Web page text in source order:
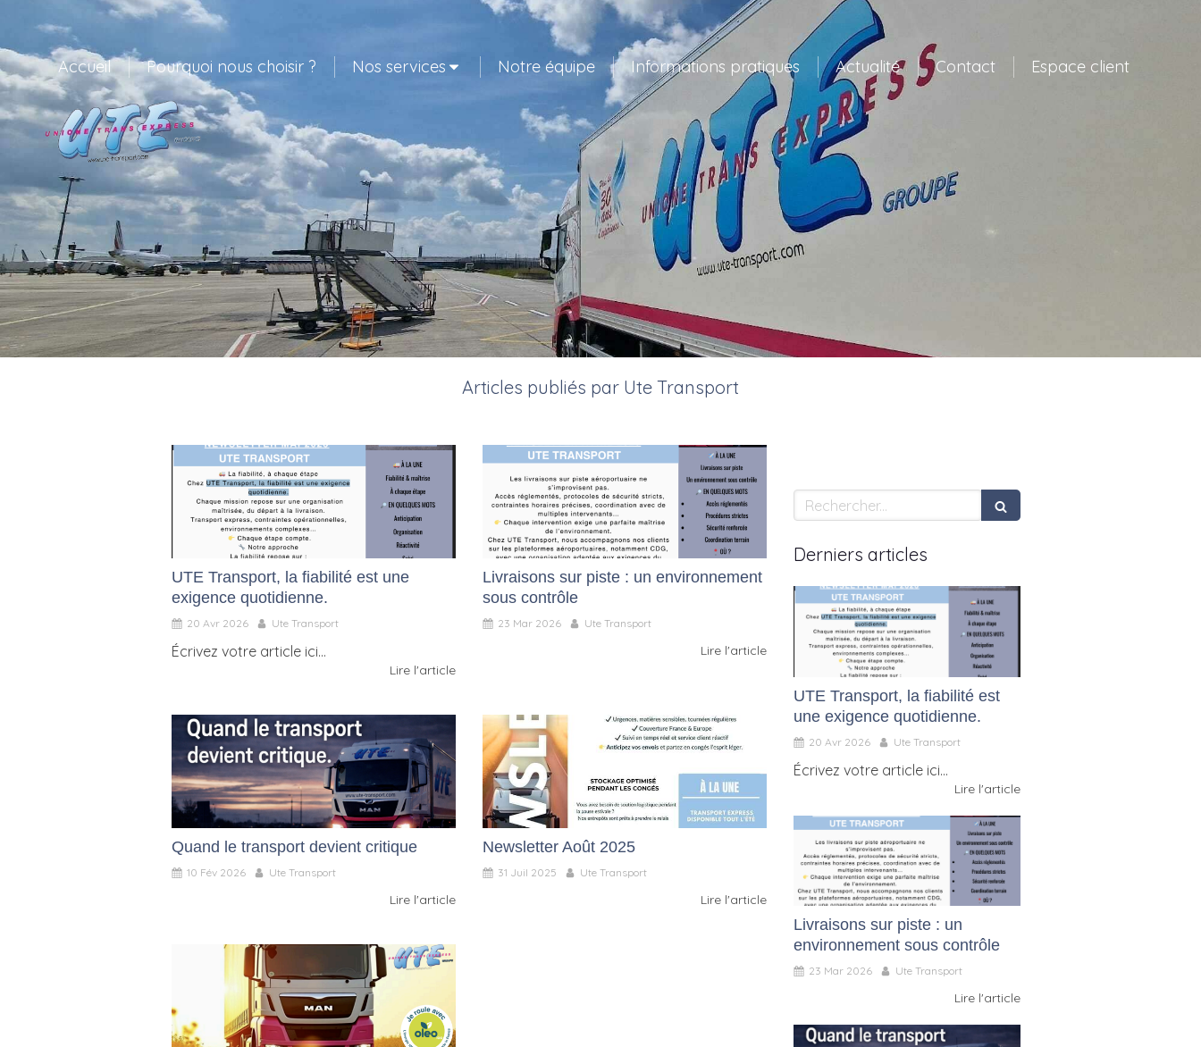
Accueil Pourquoi nous choisir ? Nos services Notre équipe Informations pratiques Actualité Contact Espace client
Articles publiés par Ute Transport
UTE Transport, la fiabilité est une
exigence quotidienne.
20 Avr 2026 Ute Transport
Écrivez votre article ici...
Lire l'article
Livraisons sur piste : un environnement
sous contrôle
23 Mar 2026 Ute Transport
Lire l'article
Quand le transport devient critique
10 Fév 2026 Ute Transport
Lire l'article
Newsletter Août 2025
31 Juil 2025 Ute Transport
Lire l'article
Rechercher
Derniers articles
UTE Transport, la fiabilité est
une exigence quotidienne.
20 Avr 2026 Ute Transport
Écrivez votre article ici...
Lire l'article
Livraisons sur piste : un
environnement sous contrôle
23 Mar 2026 Ute Transport
Lire l'article